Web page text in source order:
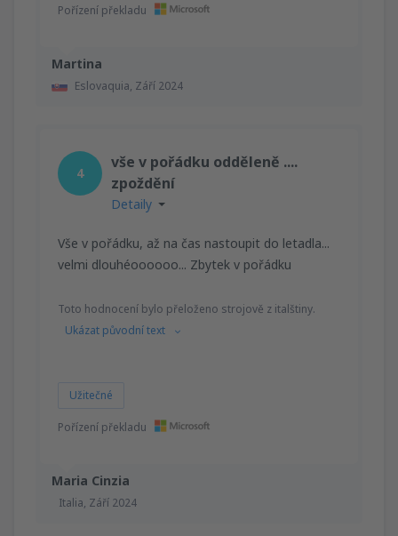
Martina
Eslovaquia, Září 2024
Pořízení překladu
Maria Cinzia
Italia, Září 2024
4
vše v pořádku odděleně ....
zpoždění
Detaily
Vše v pořádku, až na čas nastoupit do letadla...
velmi dlouhéoooooo... Zbytek v pořádku
Toto hodnocení bylo přeloženo strojově z italštiny.
Ukázat původní text
Užitečné
Pořízení překladu